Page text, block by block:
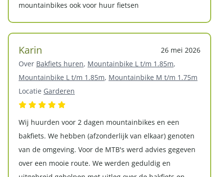
mountainbikes ook voor huur fietsen
Karin
26 mei 2026
Over Bakfiets huren, Mountainbike L t/m 1.85m,
Mountainbike L t/m 1.85m, Mountainbike M t/m 1.75m
Locatie Garderen
Wij huurden voor 2 dagen mountainbikes en een
bakfiets. We hebben (afzonderlijk van elkaar) genoten
van de omgeving. Voor de MTB's werd advies gegeven
over een mooie route. We werden geduldig en